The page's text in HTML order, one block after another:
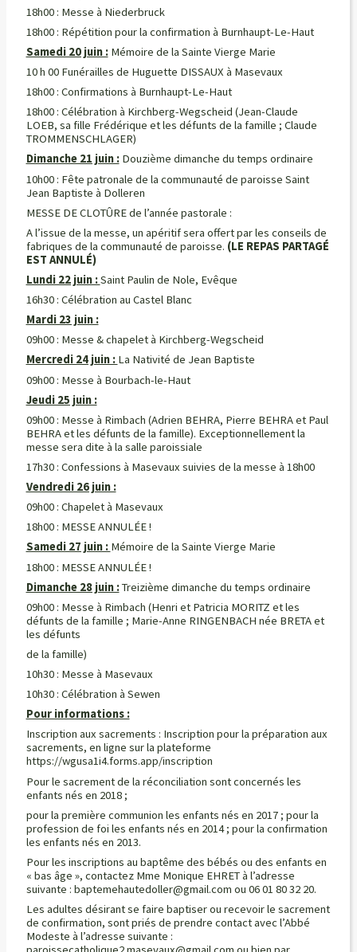
18h00 : Messe à Niederbruck
18h00 : Répétition pour la confirmation à Burnhaupt-Le-Haut
Samedi 20 juin :Mémoire de la Sainte Vierge Marie
10 h 00 Funérailles de Huguette DISSAUX à Masevaux
18h00 : Confirmations à Burnhaupt-Le-Haut
18h00 : Célébration à Kirchberg-Wegscheid (Jean-Claude
LOEB, sa fille Frédérique et les défunts de la famille ; Claude
TROMMENSCHLAGER)
Dimanche 21 juin :Douzième dimanche du temps ordinaire
10h00 : Fête patronale de la communauté de paroisse Saint
Jean Baptiste à Dolleren
MESSE DE CLOTÛRE de l’année pastorale :
A l’issue de la messe, un apéritif sera offert par les conseils de
fabriques de la communauté de paroisse. (LE REPAS PARTAGÉ
EST ANNULÉ)
Lundi 22 juin :Saint Paulin de Nole, Evêque
16h30 : Célébration au Castel Blanc
Mardi 23 juin :
09h00 : Messe & chapelet à Kirchberg-Wegscheid
Mercredi 24 juin : La Nativité de Jean Baptiste
09h00 : Messe à Bourbach-le-Haut
Jeudi 25 juin :
09h00 : Messe à Rimbach (Adrien BEHRA, Pierre BEHRA et Paul
BEHRA et les défunts de la famille). Exceptionnellement la
messe sera dite à la salle paroissiale
17h30 : Confessions à Masevaux suivies de la messe à 18h00
Vendredi 26 juin :
09h00 : Chapelet à Masevaux
18h00 : MESSE ANNULÉE !
Samedi 27 juin : Mémoire de la Sainte Vierge Marie
18h00 : MESSE ANNULÉE !
Dimanche 28 juin :Treizième dimanche du temps ordinaire
09h00 : Messe à Rimbach (Henri et Patricia MORITZ et les
défunts de la famille ; Marie-Anne RINGENBACH née BRETA et
les défunts
de la famille)
10h30 : Messe à Masevaux
10h30 : Célébration à Sewen
Pour informations :
Inscription aux sacrements : Inscription pour la préparation aux
sacrements, en ligne sur la plateforme
https://wgusa1i4.forms.app/inscription
Pour le sacrement de la réconciliation sont concernés les
enfants nés en 2018 ;
pour la première communion les enfants nés en 2017 ; pour la
profession de foi les enfants nés en 2014 ; pour la confirmation
les enfants nés en 2013.
Pour les inscriptions au baptême des bébés ou des enfants en
« bas âge », contactez Mme Monique EHRET à l’adresse
suivante : baptemehautedoller@gmail.com ou 06 01 80 32 20.
Les adultes désirant se faire baptiser ou recevoir le sacrement
de confirmation, sont priés de prendre contact avec l’Abbé
Modeste à l’adresse suivante :